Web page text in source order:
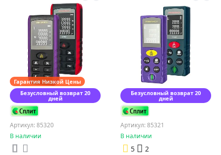
Гарантия Низкой Цены
Безусловный возврат 20
дней
Артикул: 85320
В наличии
Безусловный возврат 20
дней
Артикул: 85321
В наличии
5
2